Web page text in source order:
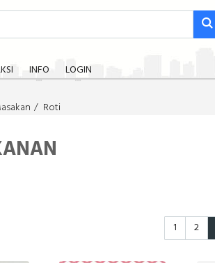
INFO
LOGIN
Roti
1 2